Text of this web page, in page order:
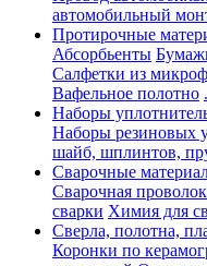
автомобильный
Протирочные
Абсорбьенты
Салфетки из
Вафельное полотно
Наборы
Наборы резиновых
шайб, шплинтов,
Сварочные
Сварочная
сварки Химия для
Сверла, полотна,
Коронки по